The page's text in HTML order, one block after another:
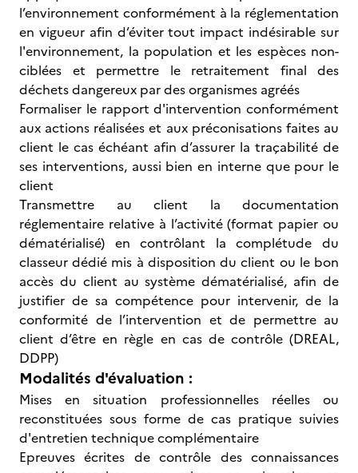
l’environnement conformément à la réglementation
en vigueur afin d’éviter tout impact indésirable sur
l'environnement, la population et les espèces non-
ciblées et permettre le retraitement final des
déchets dangereux par des organismes agréés
Formaliser le rapport d'intervention conformément
aux actions réalisées et aux préconisations faites au
client le cas échéant afin d’assurer la traçabilité de
ses interventions, aussi bien en interne que pour le
client
Transmettre au client la documentation
réglementaire relative à l’activité (format papier ou
dématérialisé) en contrôlant la complétude du
classeur dédié mis à disposition du client ou le bon
accès du client au système dématérialisé, afin de
justifier de sa compétence pour intervenir, de la
conformité de l’intervention et de permettre au
client d’être en règle en cas de contrôle (DREAL,
DDPP)
Modalités d'évaluation :
Mises en situation professionnelles réelles ou
reconstituées sous forme de cas pratique suivies
d'entretien technique complémentaire
Epreuves écrites de contrôle des connaissances